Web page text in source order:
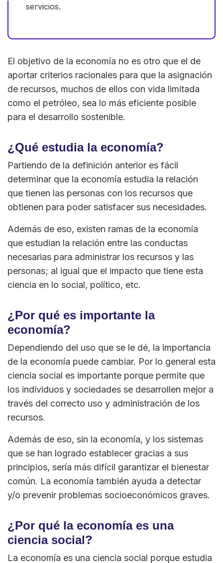
servicios.
El objetivo de la economía no es otro que el de
aportar criterios racionales para que la asignación
de recursos, muchos de ellos con vida limitada
como el petróleo, sea lo más eficiente posible
para el desarrollo sostenible.
¿Qué estudia la economía?
Partiendo de la definición anterior es fácil
determinar que la economía estudia la relación
que tienen las personas con los recursos que
obtienen para poder satisfacer sus necesidades.
Además de eso, existen ramas de la economía
que estudian la relación entre las conductas
necesarias para administrar los recursos y las
personas; al igual que el impacto que tiene esta
ciencia en lo social, político, etc.
¿Por qué es importante la
economía?
Dependiendo del uso que se le dé, la importancia
de la economía puede cambiar. Por lo general esta
ciencia social es importante porque permite que
los individuos y sociedades se desarrollen mejor a
través del correcto uso y administración de los
recursos.
Además de eso, sin la economía, y los sistemas
que se han logrado establecer gracias a sus
principios, sería más difícil garantizar el bienestar
común. La economía también ayuda a detectar
y/o prevenir problemas socioeconómicos graves.
¿Por qué la economía es una
ciencia social?
La economía es una ciencia social porque estudia